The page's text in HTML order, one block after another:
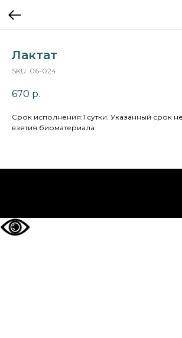
Лактат
SKU: 06-024
670 р.
Cрок исполнения:1 сутки. Указанный срок
взятия биоматериала